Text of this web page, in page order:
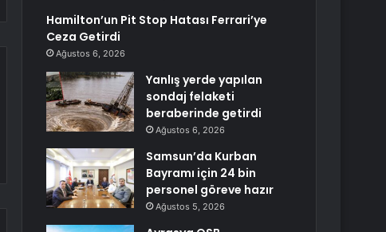
Hamilton’un Pit Stop Hatası Ferrari’ye
Ceza Getirdi
Ağustos 6, 2026
Yanlış yerde yapılan
sondaj felaketi
beraberinde getirdi
Ağustos 6, 2026
Samsun’da Kurban
Bayramı için 24 bin
personel göreve hazır
Ağustos 5, 2026